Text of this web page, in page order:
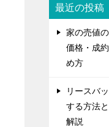
最近の投稿
家の売値
価格・成
め方
リースバ
する方法
解説